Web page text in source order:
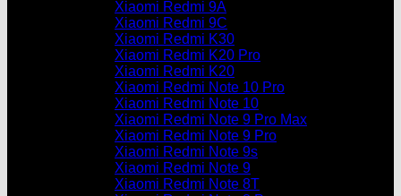
Xiaomi Redmi 9A
Xiaomi Redmi 9C
Xiaomi Redmi K30
Xiaomi Redmi K20 Pro
Xiaomi Redmi K20
Xiaomi Redmi Note 10 Pro
Xiaomi Redmi Note 10
Xiaomi Redmi Note 9 Pro Max
Xiaomi Redmi Note 9 Pro
Xiaomi Redmi Note 9s
Xiaomi Redmi Note 9
Xiaomi Redmi Note 8T